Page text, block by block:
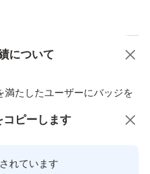
について
たしたユーザーにバッジを
・安全なユーザーです
商品への質問
コピーします
されています
メ